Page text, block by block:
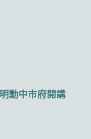
勳中市府開講